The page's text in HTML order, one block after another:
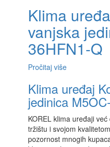
Klima
vanjska
36HFN1-Q
Pročitaj više
Klima uređaj
jedinica
KOREL klima uređaji
tržištu i svojom
pozornost mnogih